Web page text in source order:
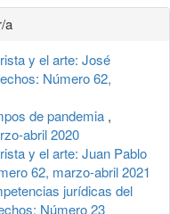
a
y el arte: José
Número 62,
de pandemia ,
abril 2020
y el arte: Juan Pablo
62, marzo-abril 2021
jurídicas del
Número 23